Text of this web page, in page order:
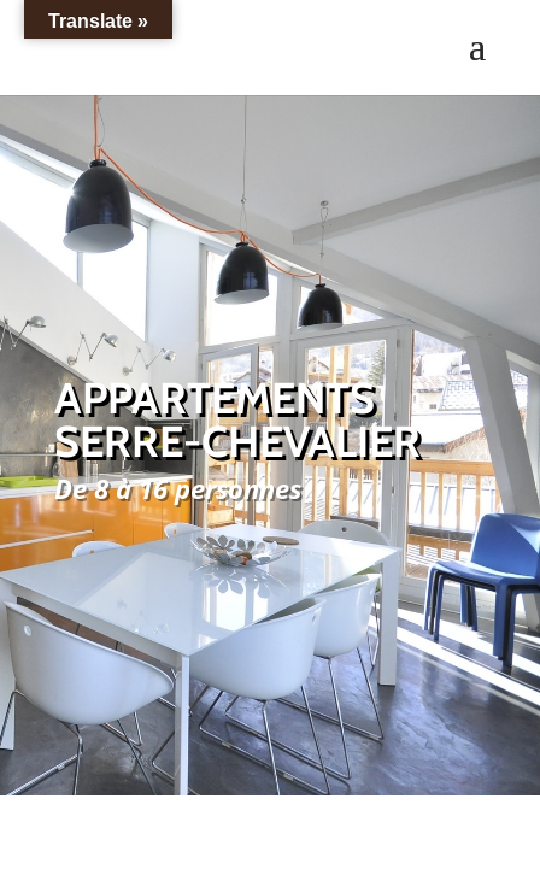
APPARTEMENTS
SERRE-CHEVALIER
De 8 à 16 personnes
Translate »